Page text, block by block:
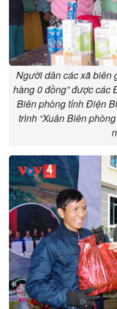
Người dân các xã biên
hàng 0 đồng” được các
Biên phòng tỉnh Điện
trình “Xuân Biên